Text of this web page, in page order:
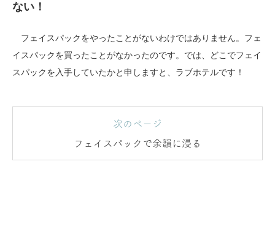
ない！
フェイスパックをやったことがないわけではありません。フェ
イスパックを買ったことがなかったのです。では、どこでフェイ
スパックを入手していたかと申しますと、ラブホテルです！
次のページ
フェイスパックで余韻に浸る